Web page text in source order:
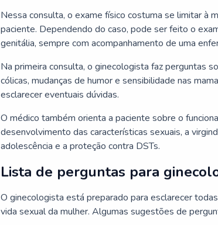
Nessa consulta, o exame físico costuma se limitar à
paciente. Dependendo do caso, pode ser feito o
genitália, sempre com acompanhamento de uma
Na primeira consulta, o ginecologista faz perguntas
cólicas, mudanças de humor e sensibilidade nas
esclarecer eventuais dúvidas.
O médico também orienta a paciente sobre o
desenvolvimento das características sexuais, a
adolescência e a proteção contra DSTs.
Lista de perguntas para
O ginecologista está preparado para esclarecer
vida sexual da mulher. Algumas sugestões de